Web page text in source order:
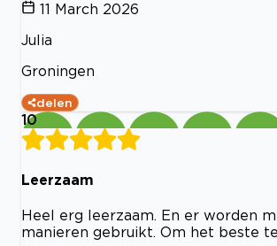
11 March 2026
Julia
Groningen
delen
10
Leerzaam
Heel erg leerzaam. En er worden
manieren gebruikt. Om het beste